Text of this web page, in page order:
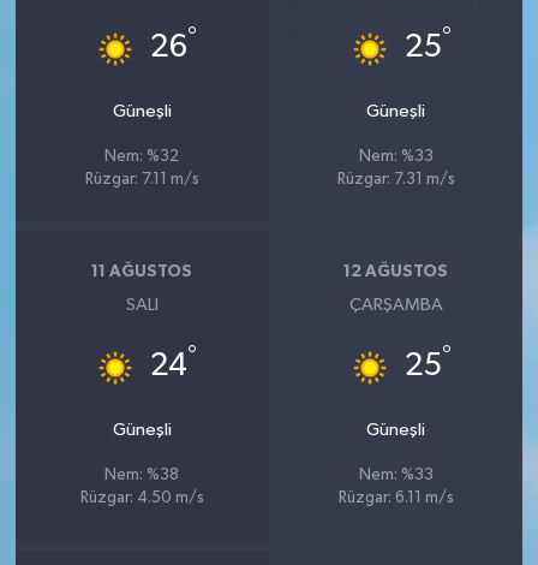
26°
Güneşli
Nem: %32
Rüzgar: 7.11 m/s
25°
Güneşli
Nem: %33
Rüzgar: 7.31 m/s
11 AĞUSTOS
SALI
24°
Güneşli
Nem: %38
Rüzgar: 4.50 m/s
12 AĞUSTOS
ÇARŞAMBA
25°
Güneşli
Nem: %33
Rüzgar: 6.11 m/s